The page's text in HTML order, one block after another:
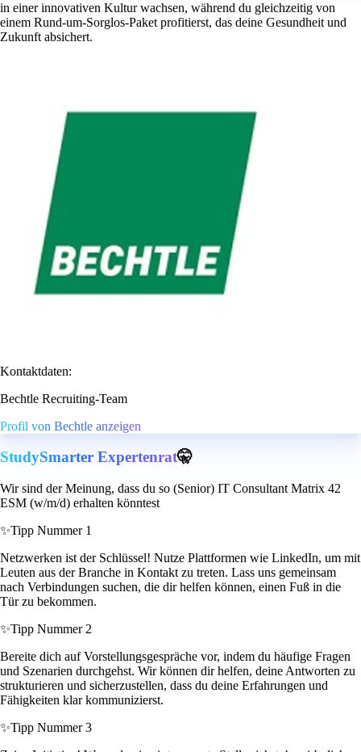
in einer innovativen Kultur wachsen, während du gleichzeitig von
einem Rund-um-Sorglos-Paket profitierst, das deine Gesundheit und
Zukunft absichert.
Kontaktdaten:
Bechtle Recruiting-Team
Profil von Bechtle anzeigen
StudySmarter Expertenrat🤫
Wir sind der Meinung, dass du so (Senior) IT Consultant Matrix 42
ESM (w/m/d) erhalten könntest
✨Tipp Nummer 1
Netzwerken ist der Schlüssel! Nutze Plattformen wie LinkedIn, um mit
Leuten aus der Branche in Kontakt zu treten. Lass uns gemeinsam
nach Verbindungen suchen, die dir helfen können, einen Fuß in die
Tür zu bekommen.
✨Tipp Nummer 2
Bereite dich auf Vorstellungsgespräche vor, indem du häufige Fragen
und Szenarien durchgehst. Wir können dir helfen, deine Antworten zu
strukturieren und sicherzustellen, dass du deine Erfahrungen und
Fähigkeiten klar kommunizierst.
✨Tipp Nummer 3